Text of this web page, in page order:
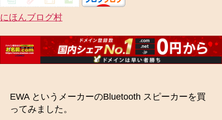
にほんブログ村
EWA というメーカーのBluetooth スピーカーを買
ってみました。